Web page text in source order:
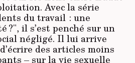
Avec la série
du travail : une
?", il s’est penché sur un
négligé. Il lui arrive
des articles moins
– sur la vie sexuelle